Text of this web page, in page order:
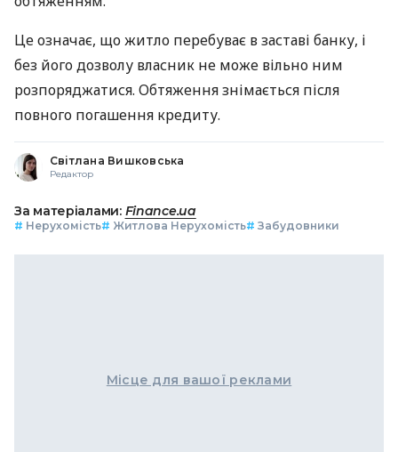
Це означає, що житло перебуває в заставі банку, і
без його дозволу власник не може вільно ним
розпоряджатися. Обтяження знімається після
повного погашення кредиту.
Світлана Вишковська
Редактор
За матеріалами: Finance.ua
# Нерухомість# Житлова Нерухомість# Забудовники
Місце для вашої реклами